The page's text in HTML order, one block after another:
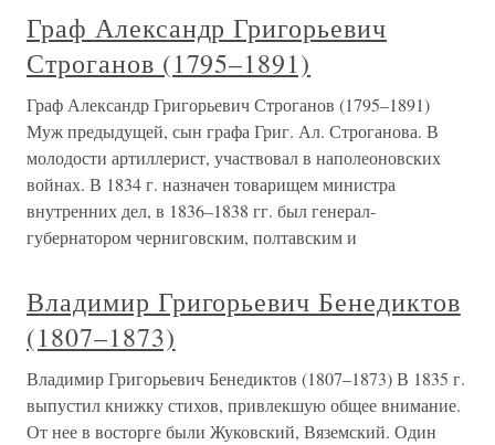
Граф Александр Григорьевич
Строганов (1795–1891)
Граф Александр Григорьевич Строганов (1795–1891)
Муж предыдущей, сын графа Григ. Ал. Строганова. В
молодости артиллерист, участвовал в наполеоновских
войнах. В 1834 г. назначен товарищем министра
внутренних дел, в 1836–1838 гг. был генерал-
губернатором черниговским, полтавским и
Владимир Григорьевич Бенедиктов
(1807–1873)
Владимир Григорьевич Бенедиктов (1807–1873) В 1835 г.
выпустил книжку стихов, привлекшую общее внимание.
От нее в восторге были Жуковский, Вяземский. Один